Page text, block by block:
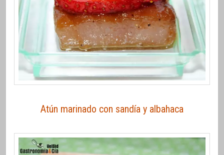
Atún marinado con sandía y albahaca